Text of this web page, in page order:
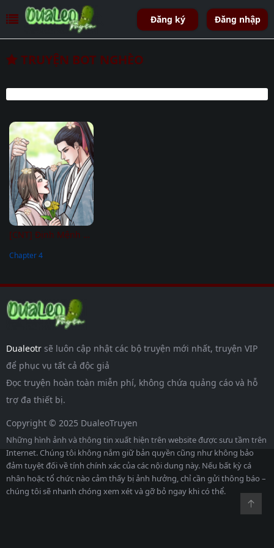
Đăng ký Đăng nhập
TRUYỆN BOT NGHÈO
[CNT] Định Mệnh Mùa Đông
Chapter 4
Dualeotr sẽ luôn cập nhật các bộ truyện mới nhất, truyện VIP
để phục vụ tất cả độc giả
Đọc truyện hoàn toàn miễn phí, không chứa quảng cáo và hỗ
trợ đa thiết bị.
Copyright © 2025 DualeoTruyen
Những hình ảnh và thông tin xuất hiện trên website được sưu tầm trên
Internet. Chúng tôi không nắm giữ bản quyền cũng như không bảo
đảm tuyệt đối về tính chính xác của các nội dung này. Nếu bất kỳ cá
nhân hoặc tổ chức nào cảm thấy bị ảnh hưởng, chỉ cần gửi thông báo –
chúng tôi sẽ nhanh chóng xem xét và gỡ bỏ ngay khi có thể.